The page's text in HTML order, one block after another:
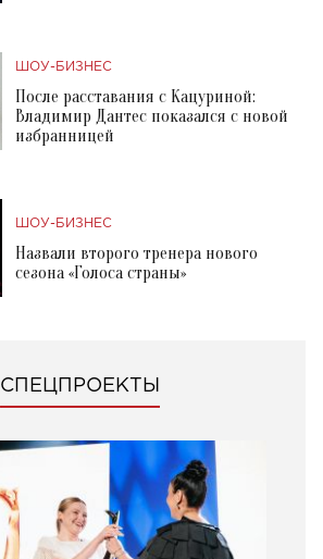
ШОУ-БИЗНЕС
После расставания с Кацуриной:
Владимир Дантес показался с новой
избранницей
ШОУ-БИЗНЕС
Назвали второго тренера нового
сезона «Голоса страны»
СПЕЦПРОЕКТЫ